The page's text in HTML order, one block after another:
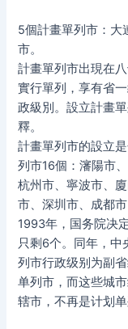
5個計畫單列市：大
市。
計畫單列市出現在
實行單列，享有省
政級別。設立計畫
釋。
計畫單列市的設立
列市16個：瀋陽市
杭州市、寧波市、
市、深圳市、成都
1993年，国务院决
只剩6个。同年，中
列市行政级别为副
单列市，而这些城
辖市，不再是计划单